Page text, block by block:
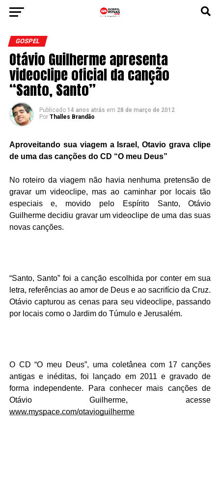
GOSPEL
Otávio Guilherme apresenta
videoclipe oficial da canção
“Santo, Santo”
Publicado 14 anos atrás em 28 de março de 2012
Por Thalles Brandão
Aproveitando sua viagem a Israel, Otavio grava clipe
de uma das canções do CD “O meu Deus”
No roteiro da viagem não havia nenhuma pretensão de
gravar um videoclipe, mas ao caminhar por locais tão
especiais e, movido pelo Espírito Santo, Otávio
Guilherme decidiu gravar um videoclipe de uma das suas
novas canções.
“Santo, Santo” foi a canção escolhida por conter em sua
letra, referências ao amor de Deus e ao sacrifício da Cruz.
Otávio capturou as cenas para seu videoclipe, passando
por locais como o Jardim do Túmulo e Jerusalém.
O CD “O meu Deus”, uma coletânea com 17 canções
antigas e inéditas, foi lançado em 2011 e gravado de
forma independente. Para conhecer mais canções de
Otávio Guilherme, acesse
www.myspace.com/otavioguilherme